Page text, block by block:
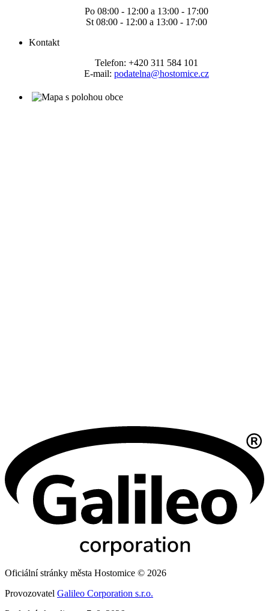
Po 08:00 - 12:00 a 13:00 - 17:00
St 08:00 - 12:00 a 13:00 - 17:00
Kontakt
Telefon: +420 311 584 101
E-mail: podatelna@hostomice.cz
Oficiální stránky města Hostomice © 2026
Provozovatel Galileo Corporation s.r.o.